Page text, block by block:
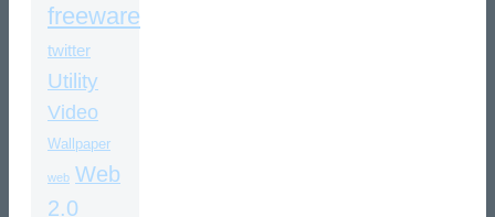
freeware
twitter
Utility
Video
Wallpaper
web Web
2.0